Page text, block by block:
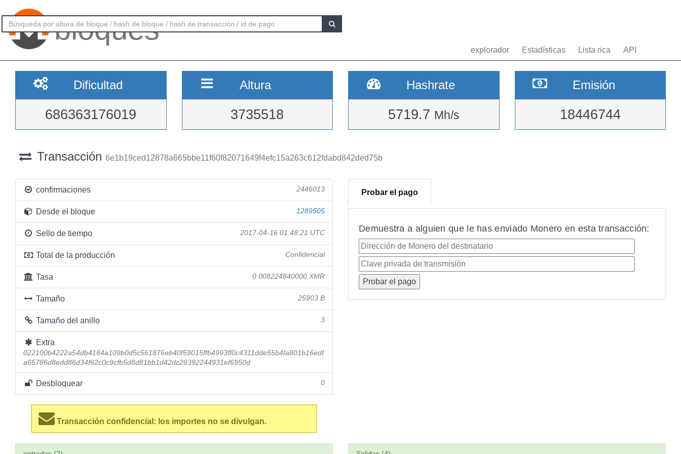
bloques
explorador Estadísticas Lista rica API
Dificultad
686363176019
Altura
3735518
Hashrate
5719.7 Mh/s
Emisión
18446744
Transacción 6e1b19ced12878a665bbe11f60f82071649f4efc15a263c612fdabd842ded75b
confirmaciones 2446013
Desde el bloque 1289505
Sello de tiempo 2017-04-16 01:48:21 UTC
Total de la producción Confidencial
Tasa 0.008224840000 XMR
Tamaño 25903 B
Tamaño del anillo 3
Extra
022100b4222a54db4184a109b0d5c561876eb40f59015ffb4993ff0c4311dde55b4fa801b16edf
a65786d8edd86d34f62c0c9cfb5d8d81bb1d42dc28392244931ef6950d
Desbloquear 0
Transacción confidencial: los importes no se divulgan.
Probar el pago
Demuestra a alguien que le has enviado Monero en esta transacción: